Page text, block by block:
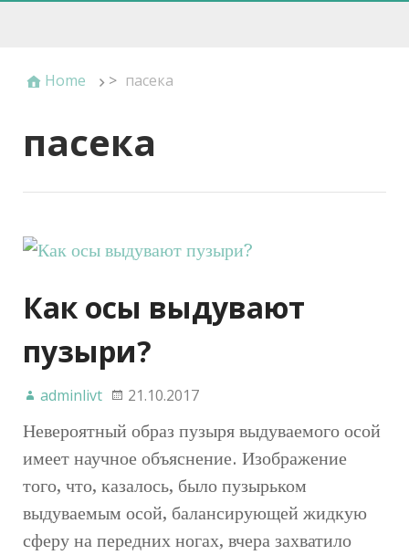
Home > пасека
пасека
Как осы выдувают
пузыри?
adminlivt 21.10.2017
Невероятный образ пузыря выдуваемого осой
имеет научное объяснение. Изображение
того, что, казалось, было пузырьком
выдуваемым осой, балансирующей жидкую
сферу на передних ногах, вчера захватило